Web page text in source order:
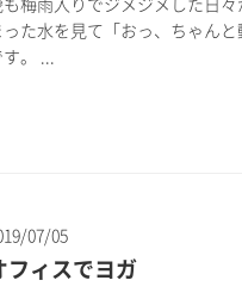
た水を見て「おっ、ちゃん
。 ...
07/05
フィスでヨガ